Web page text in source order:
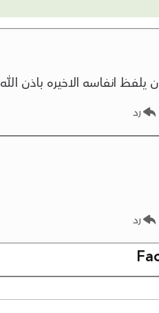
انفاسه الاخيره باذن الله
رد
رد